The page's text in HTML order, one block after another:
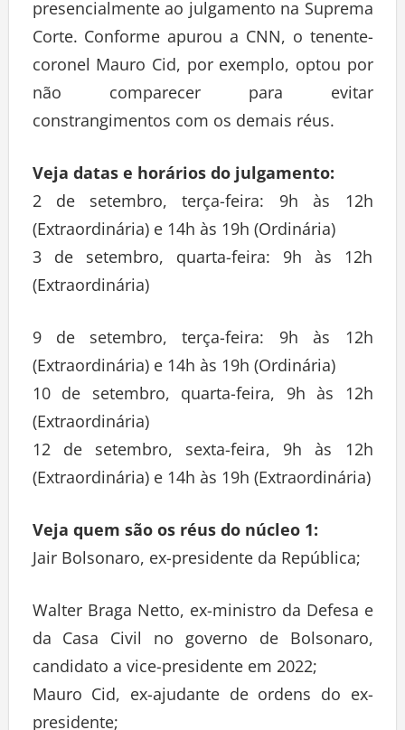
presencialmente ao julgamento na Suprema
Corte. Conforme apurou a CNN, o tenente-
coronel Mauro Cid, por exemplo, optou por
não comparecer para evitar
constrangimentos com os demais réus.
Veja datas e horários do julgamento:
2 de setembro, terça-feira: 9h às 12h
(Extraordinária) e 14h às 19h (Ordinária)
3 de setembro, quarta-feira: 9h às 12h
(Extraordinária)
9 de setembro, terça-feira: 9h às 12h
(Extraordinária) e 14h às 19h (Ordinária)
10 de setembro, quarta-feira, 9h às 12h
(Extraordinária)
12 de setembro, sexta-feira, 9h às 12h
(Extraordinária) e 14h às 19h (Extraordinária)
Veja quem são os réus do núcleo 1:
Jair Bolsonaro, ex-presidente da República;
Walter Braga Netto, ex-ministro da Defesa e
da Casa Civil no governo de Bolsonaro,
candidato a vice-presidente em 2022;
Mauro Cid, ex-ajudante de ordens do ex-